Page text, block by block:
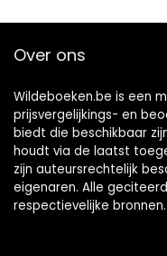
Over ons
Wildeboeken.be is een
prijsvergelijkings- en
biedt die beschikbaar
houdt via de laatst
zijn auteursrechtelijk
eigenaren. Alle
respectievelijke bronnen.